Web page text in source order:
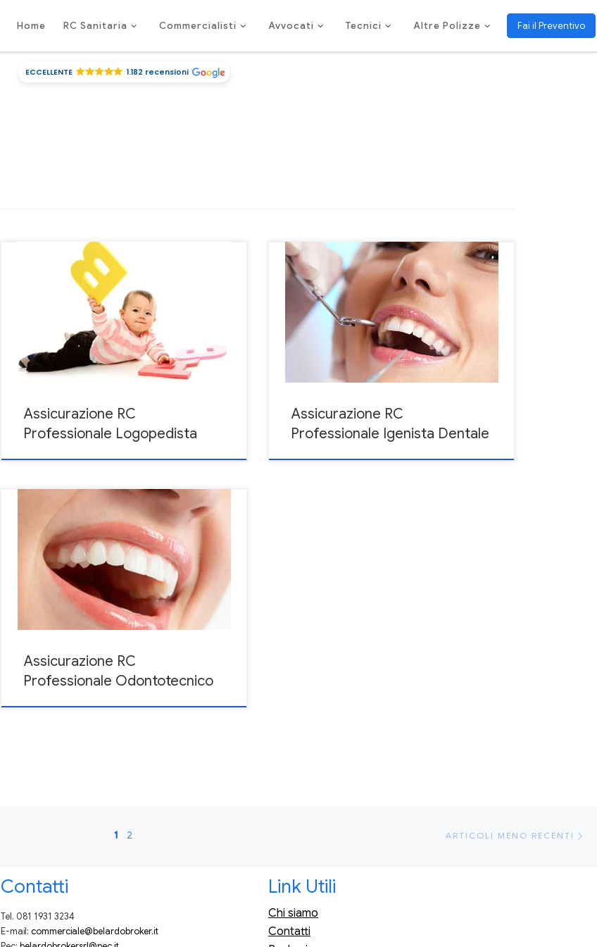
Home RC Sanitaria Commercialisti Avvocati Tecnici Altre Polizze Fai il Preventivo
ECCELLENTE 1.182 recensioni
Le polizze professionali per Logopedisti, secondo ciò
che offre normalmente il mercato assicurativo,
hanno dei massimali che partono da € 500.000,00
fino € 2.000.000,00 salvo particolari pattuizioni che
li derogano
Assicurazione RC
Professionale Logopedista
L’assicurazione rc professionale per Igienista dentale
tiene indenne tale professionista sanitario da errori
che potrebbero essere causati dallo svolgimento
della quotidiana delicata attività professionale.
L’errore professionale dell’ Igienista dentale potrebbe
causare un danno a terzi – che sono normalmente i
pazienti – e quindi tale danno, qualora venga
accertata la […]
Assicurazione RC
Professionale Igenista Dentale
Le polizze professionali per Odontotecnici, secondo
ciò che offre normalmente il mercato assicurativo,
hanno dei massimali che partono da € 500.000,00
fino € 2.000.000,00 salvo particolari pattuizioni che
li derogano. Ricordiamo che il massimale è il massimo
esborso economico che la Compagnia si impegna a
pagare in caso di sinistro
Assicurazione RC
Professionale Odontotecnico
1 2 ARTICOLI MENO RECENTI
Contatti
Tel. 081 1931 3234
E-mail: commerciale@belardobroker.it
Link Utili
Chi siamo
Contatti